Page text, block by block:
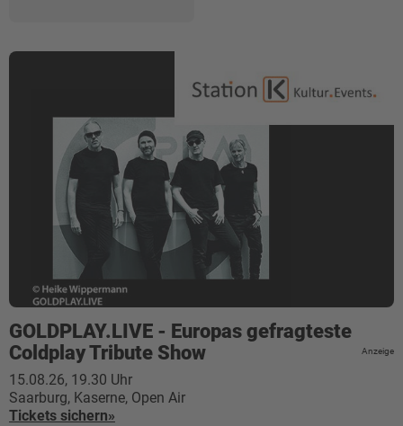
GOLDPLAY.LIVE - Europas gefragteste
Coldplay Tribute Show
Anzeige
15.08.26, 19.30 Uhr
Saarburg, Kaserne, Open Air
Tickets sichern»